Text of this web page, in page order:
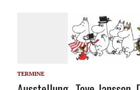
TERMINE